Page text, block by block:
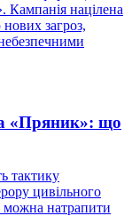
Кампанія націлена
загроз,
«Пряник»: що
тактику
цивільного
можна натрапити